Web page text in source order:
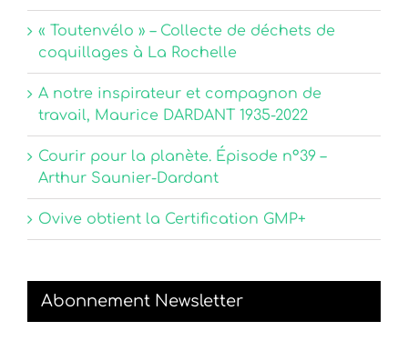
« Toutenvélo » – Collecte de déchets de
coquillages à La Rochelle
A notre inspirateur et compagnon de
travail, Maurice DARDANT 1935-2022
Courir pour la planète. Épisode n°39 –
Arthur Saunier-Dardant
Ovive obtient la Certification GMP+
Abonnement Newsletter